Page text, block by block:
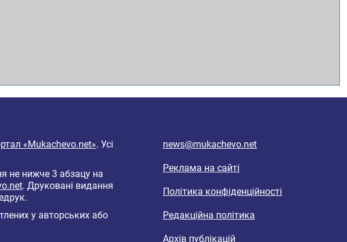
«Mukachevo.net». Усі
не нижче 3 абзацу на
. Друковані видання
у авторських або
news@mukachevo.net
Реклама на сайті
Політика конфіденційності
Редакційна політика
Архів публікацій